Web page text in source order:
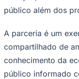
Fórmula 1
UFC
MLB
NHL
Atletismo
Vôlei
público além dos
A parceria é um
compartilhado de
conhecimento da
público informado